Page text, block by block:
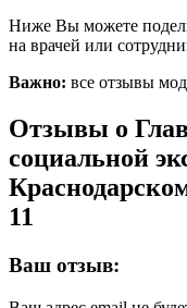
Ниже Вы можете
на врачей или
Важно: все отзывы
Отзывы о
социальной
11
Ваш отзыв: